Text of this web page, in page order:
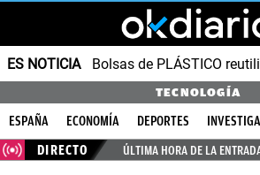
ES NOTICIA Bolsas de PLÁSTICO
TECNOLOGÍA
ESPAÑA ECONOMÍA DEPORTES
DIRECTO
ÚLTIMA HORA DE LA